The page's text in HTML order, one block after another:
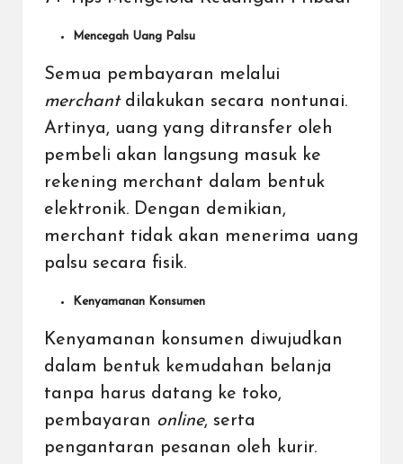
Mencegah Uang Palsu
Semua pembayaran melalui
merchantdilakukan secara nontunai.
Artinya, uang yang ditransfer oleh
pembeli akan langsung masuk ke
rekening merchant dalam bentuk
elektronik. Dengan demikian,
merchant tidak akan menerima uang
palsu secara fisik.
Kenyamanan Konsumen
Kenyamanan konsumen diwujudkan
dalam bentuk kemudahan belanja
tanpa harus datang ke toko,
pembayaran online, serta
pengantaran pesanan oleh kurir.